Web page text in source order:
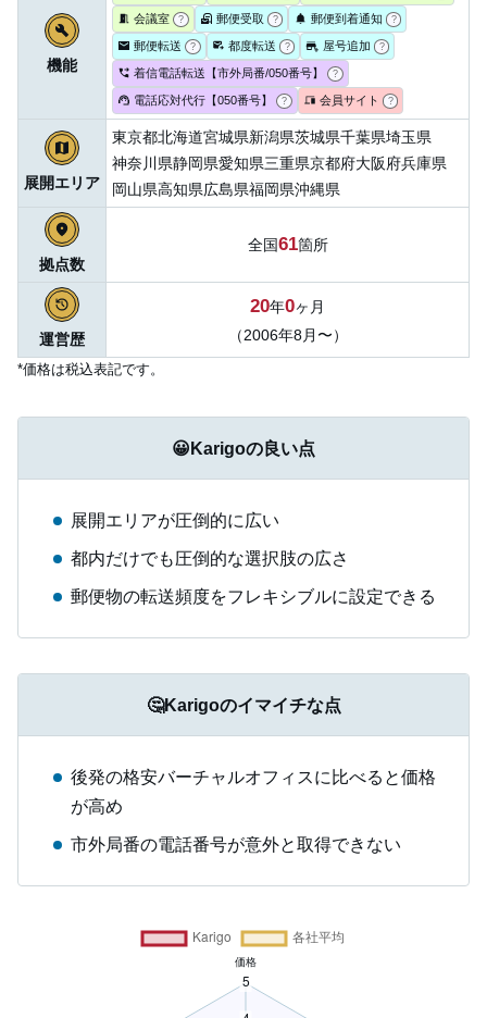
機能
会議室 ? 郵便受取 ? 郵便到着通知 ?
郵便転送 ? 都度転送 ? 屋号追加 ?
着信電話転送【市外局番/050番号】 ?
電話応対代行【050番号】 ? 会員サイト ?
展開エリア
東京都北海道宮城県新潟県茨城県千葉県埼玉県
神奈川県静岡県愛知県三重県京都府大阪府兵庫県
岡山県高知県広島県福岡県沖縄県
拠点数
全国61箇所
運営歴
20年0ヶ月
（2006年8月〜）
*価格は税込表記です。
😀Karigoの良い点
展開エリアが圧倒的に広い
都内だけでも圧倒的な選択肢の広さ
郵便物の転送頻度をフレキシブルに設定できる
🤔Karigoのイマイチな点
後発の格安バーチャルオフィスに比べると価格
が高め
市外局番の電話番号が意外と取得できない